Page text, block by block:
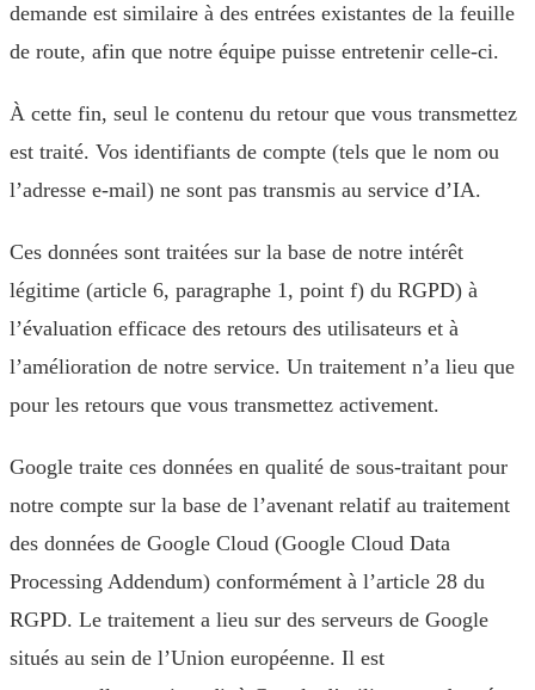
demande est similaire à des entrées existantes de la feuille
de route, afin que notre équipe puisse entretenir celle-ci.
À cette fin, seul le contenu du retour que vous transmettez
est traité. Vos identifiants de compte (tels que le nom ou
l’adresse e-mail) ne sont pas transmis au service d’IA.
Ces données sont traitées sur la base de notre intérêt
légitime (article 6, paragraphe 1, point f) du RGPD) à
l’évaluation efficace des retours des utilisateurs et à
l’amélioration de notre service. Un traitement n’a lieu que
pour les retours que vous transmettez activement.
Google traite ces données en qualité de sous-traitant pour
notre compte sur la base de l’avenant relatif au traitement
des données de Google Cloud (Google Cloud Data
Processing Addendum) conformément à l’article 28 du
RGPD. Le traitement a lieu sur des serveurs de Google
situés au sein de l’Union européenne. Il est